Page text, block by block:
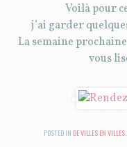
Voilà pour
j’ai garder
La semaine
vous
POSTED IN DE VILLES EN VILLES...